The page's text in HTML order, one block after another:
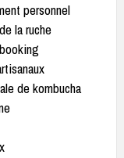
personnel
la ruche
de kombucha